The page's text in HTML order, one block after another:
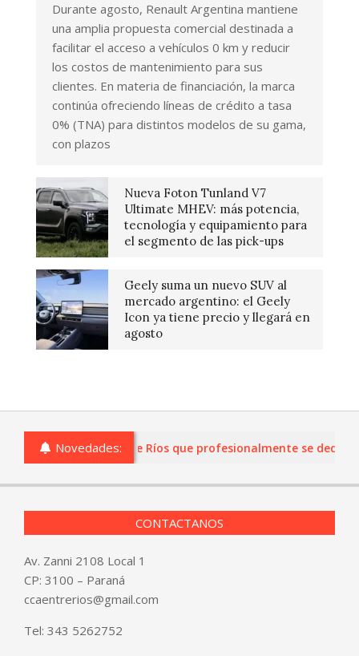
Durante agosto, Renault Argentina mantiene
una amplia propuesta comercial destinada a
facilitar el acceso a vehículos 0 km y reducir
los costos de mantenimiento para sus
clientes. En materia de financiación, la marca
continúa ofreciendo líneas de crédito a tasa
0% (TNA) para distintos modelos de su gama,
con plazos
Nueva Foton Tunland V7
Ultimate MHEV: más potencia,
tecnología y equipamiento para
el segmento de las pick-ups
Geely suma un nuevo SUV al
mercado argentino: el Geely
Icon ya tiene precio y llegará en
agosto
Novedades:
o comercios de Entre Ríos que profesionalmente se
CONTACTANOS
Av. Zanni 2108 Local 1
CP: 3100 – Paraná
ccaentrerios@gmail.com
Tel: 343 5262752